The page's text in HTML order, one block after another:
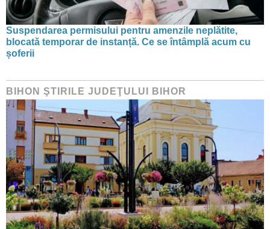
Suspendarea permisului pentru amenzile neplătite,
blocată temporar de instanță. Ce se întâmplă acum cu
șoferii
BIHON ŞTIRILE JUDEŢULUI BIHOR